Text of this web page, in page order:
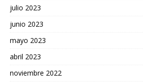
julio 2023
junio 2023
mayo 2023
abril 2023
noviembre 2022